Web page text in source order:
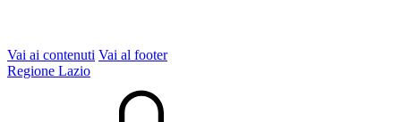
Vai ai contenuti Vai al footer
Regione Lazio